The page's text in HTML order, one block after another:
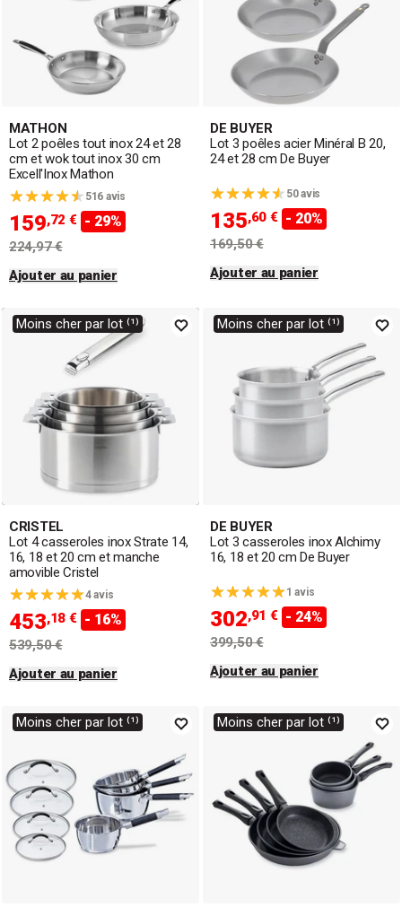
MATHON
Lot 2 poêles tout inox 24 et 28
cm et wok tout inox 30 cm
Excell'Inox Mathon
516 avis
159,72 € - 29%
224,97 €
Ajouter au panier
DE BUYER
Lot 3 poêles acier Minéral B 20,
24 et 28 cm De Buyer
50 avis
135,60 € - 20%
169,50 €
Ajouter au panier
Moins cher par lot ⁽¹⁾
CRISTEL
Lot 4 casseroles inox Strate 14,
16, 18 et 20 cm et manche
amovible Cristel
4 avis
453,18 € - 16%
539,50 €
Ajouter au panier
Moins cher par lot ⁽¹⁾
DE BUYER
Lot 3 casseroles inox Alchimy
16, 18 et 20 cm De Buyer
1 avis
302,91 € - 24%
399,50 €
Ajouter au panier
Moins cher par lot ⁽¹⁾ Moins cher par lot ⁽¹⁾